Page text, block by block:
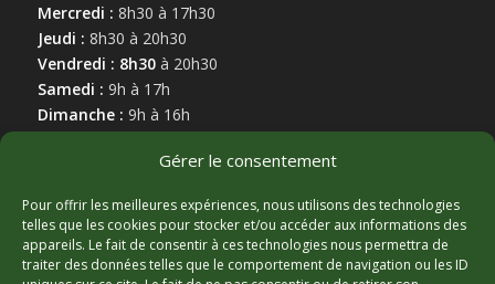
Gérer le consentement
Pour offrir les meilleures expériences, nous utilisons des technologies
telles que les cookies pour stocker et/ou accéder aux informations des
appareils. Le fait de consentir à ces technologies nous permettra de
traiter des données telles que le comportement de navigation ou les ID
Mercredi : 8h30 à 17h30
Jeudi : 8h30 à 20h30
Vendredi : 8h30à 20h30
Samedi : 9h à 17h
Dimanche : 9h à 16h
MARCHAND AFFILIÉ